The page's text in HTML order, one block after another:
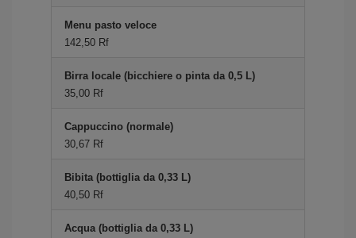
Menu pasto veloce
142,50 Rf
Birra locale (bicchiere o pinta da 0,5 L)
35,00 Rf
Cappuccino (normale)
30,67 Rf
Bibita (bottiglia da 0,33 L)
40,50 Rf
Acqua (bottiglia da 0,33 L)